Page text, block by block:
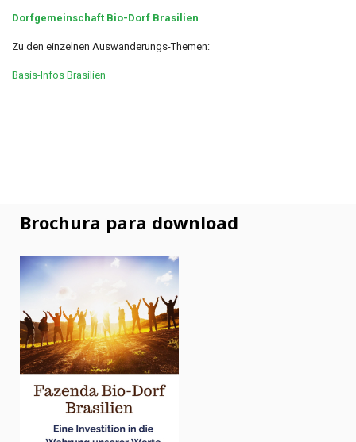
Dorfgemeinschaft Bio-Dorf Brasilien
Zu den einzelnen Auswanderungs-Themen:
Basis-Infos Brasilien
Brochura para download